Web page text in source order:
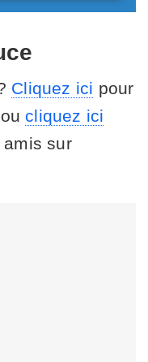
Cliquez ici pour
cliquez ici
sur